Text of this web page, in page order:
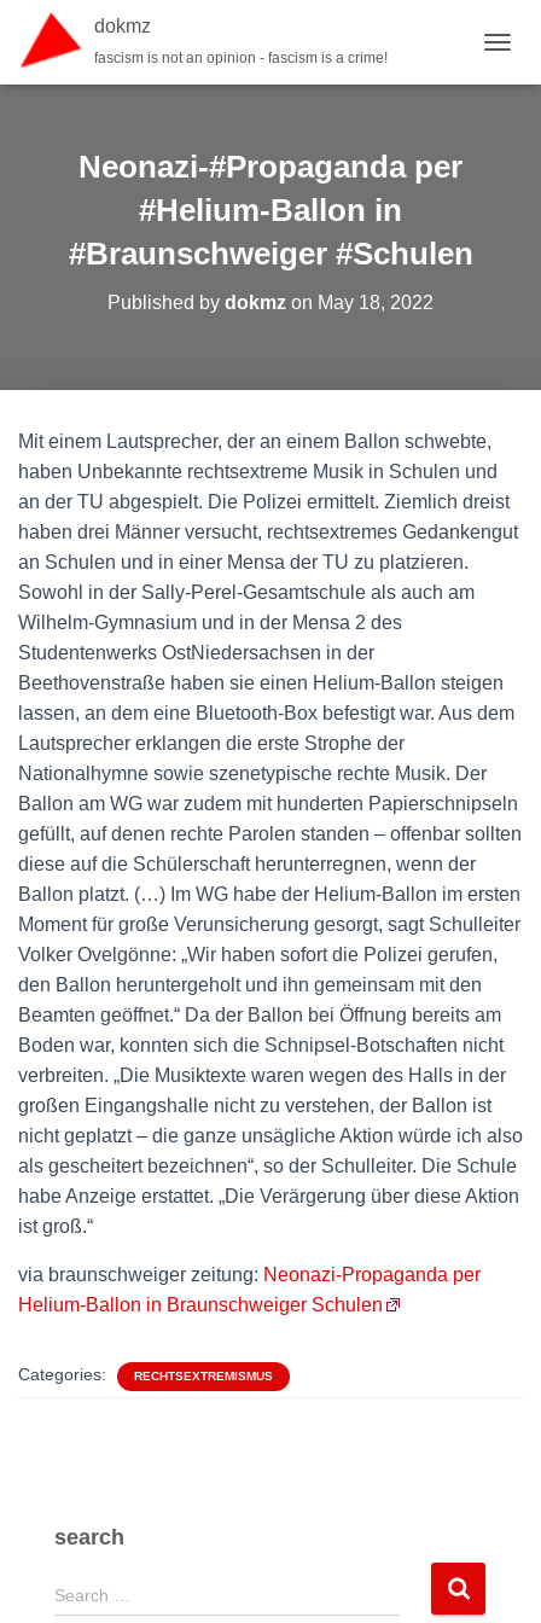
dokmz
fascism is not an opinion - fascism is a crime!
Neonazi-#Propaganda per
#Helium-Ballon in
#Braunschweiger #Schulen
Published by dokmz on May 18, 2022
Mit einem Lautsprecher, der an einem Ballon schwebte,
haben Unbekannte rechtsextreme Musik in Schulen und
an der TU abgespielt. Die Polizei ermittelt. Ziemlich dreist
haben drei Männer versucht, rechtsextremes Gedankengut
an Schulen und in einer Mensa der TU zu platzieren.
Sowohl in der Sally-Perel-Gesamtschule als auch am
Wilhelm-Gymnasium und in der Mensa 2 des
Studentenwerks OstNiedersachsen in der
Beethovenstraße haben sie einen Helium-Ballon steigen
lassen, an dem eine Bluetooth-Box befestigt war. Aus dem
Lautsprecher erklangen die erste Strophe der
Nationalhymne sowie szenetypische rechte Musik. Der
Ballon am WG war zudem mit hunderten Papierschnipseln
gefüllt, auf denen rechte Parolen standen – offenbar sollten
diese auf die Schülerschaft herunterregnen, wenn der
Ballon platzt. (…) Im WG habe der Helium-Ballon im ersten
Moment für große Verunsicherung gesorgt, sagt Schulleiter
Volker Ovelgönne: „Wir haben sofort die Polizei gerufen,
den Ballon heruntergeholt und ihn gemeinsam mit den
Beamten geöffnet.“ Da der Ballon bei Öffnung bereits am
Boden war, konnten sich die Schnipsel-Botschaften nicht
verbreiten. „Die Musiktexte waren wegen des Halls in der
großen Eingangshalle nicht zu verstehen, der Ballon ist
nicht geplatzt – die ganze unsägliche Aktion würde ich also
als gescheitert bezeichnen“, so der Schulleiter. Die Schule
habe Anzeige erstattet. „Die Verärgerung über diese Aktion
ist groß.“
via braunschweiger zeitung: Neonazi-Propaganda per
Helium-Ballon in Braunschweiger Schulen
Categories: RECHTSEXTREMISMUS
search
S
e
Search …